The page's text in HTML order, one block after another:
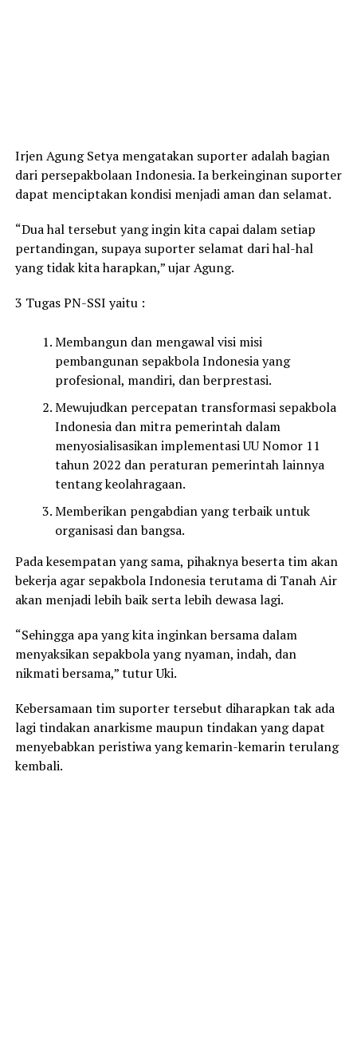
Irjen Agung Setya mengatakan suporter adalah bagian
dari persepakbolaan Indonesia. Ia berkeinginan suporter
dapat menciptakan kondisi menjadi aman dan selamat.
“Dua hal tersebut yang ingin kita capai dalam setiap
pertandingan, supaya suporter selamat dari hal-hal
yang tidak kita harapkan,” ujar Agung.
3 Tugas PN-SSI yaitu :
Membangun dan mengawal visi misi
pembangunan sepakbola Indonesia yang
profesional, mandiri, dan berprestasi.
Mewujudkan percepatan transformasi sepakbola
Indonesia dan mitra pemerintah dalam
menyosialisasikan implementasi UU Nomor 11
tahun 2022 dan peraturan pemerintah lainnya
tentang keolahragaan.
Memberikan pengabdian yang terbaik untuk
organisasi dan bangsa.
Pada kesempatan yang sama, pihaknya beserta tim akan
bekerja agar sepakbola Indonesia terutama di Tanah Air
akan menjadi lebih baik serta lebih dewasa lagi.
“Sehingga apa yang kita inginkan bersama dalam
menyaksikan sepakbola yang nyaman, indah, dan
nikmati bersama,” tutur Uki.
Kebersamaan tim suporter tersebut diharapkan tak ada
lagi tindakan anarkisme maupun tindakan yang dapat
menyebabkan peristiwa yang kemarin-kemarin terulang
kembali.